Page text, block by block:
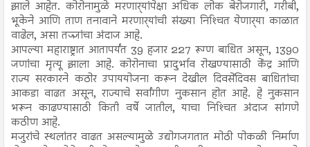
झाले आहेत. कोरोनामुळे मरणार्‍यांपेक्षा अधिक लोक बेरोजगारी, गरीबी,
भूकेने आणि ताण तनावाने मरणार्‍यांची संख्या निश्‍चित येणार्‍या काळात
वाढेल, असा तज्ज्ञांचा अंदाज आहे.
आपल्या महाराष्ट्रात आतापर्यंत 39 हजार 227 रूग्ण बाधित असून, 1390
जणांचा मृत्यू झाला आहे. कोरोनाचा प्रादुर्भाव रोखण्यासाठी केंद्र आणि
राज्य सरकारने कठोर उपाययोजना करून देखील दिवसेंदिवस बाधितांचा
आकडा वाढत असून, राज्याचे सर्वांगीण नुकसान होत आहे. हे नुकसान
भरून काढण्यासाठी किती वर्षे जातील, याचा निश्‍चित अंदाज सांगणे
कठीण आहे.
मजुरांचे स्थलांतर वाढत असल्यामुळे उद्योगजगतात मोठी पोकळी निर्माण